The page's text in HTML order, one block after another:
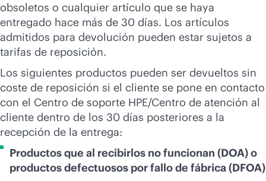
obsoletos o cualquier artículo que se haya
entregado hace más de 30 días. Los artículos
admitidos para devolución pueden estar sujetos a
tarifas de reposición.
Los siguientes productos pueden ser devueltos sin
coste de reposición si el cliente se pone en contacto
con el Centro de soporte HPE/Centro de atención al
cliente dentro de los 30 días posteriores a la
recepción de la entrega:
Productos que al recibirlos no funcionan (DOA) o
productos defectuosos por fallo de fábrica (DFOA)